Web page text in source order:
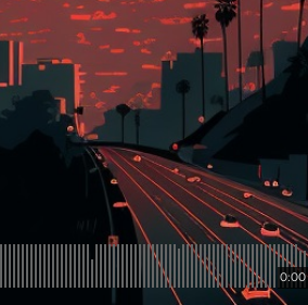
0:00